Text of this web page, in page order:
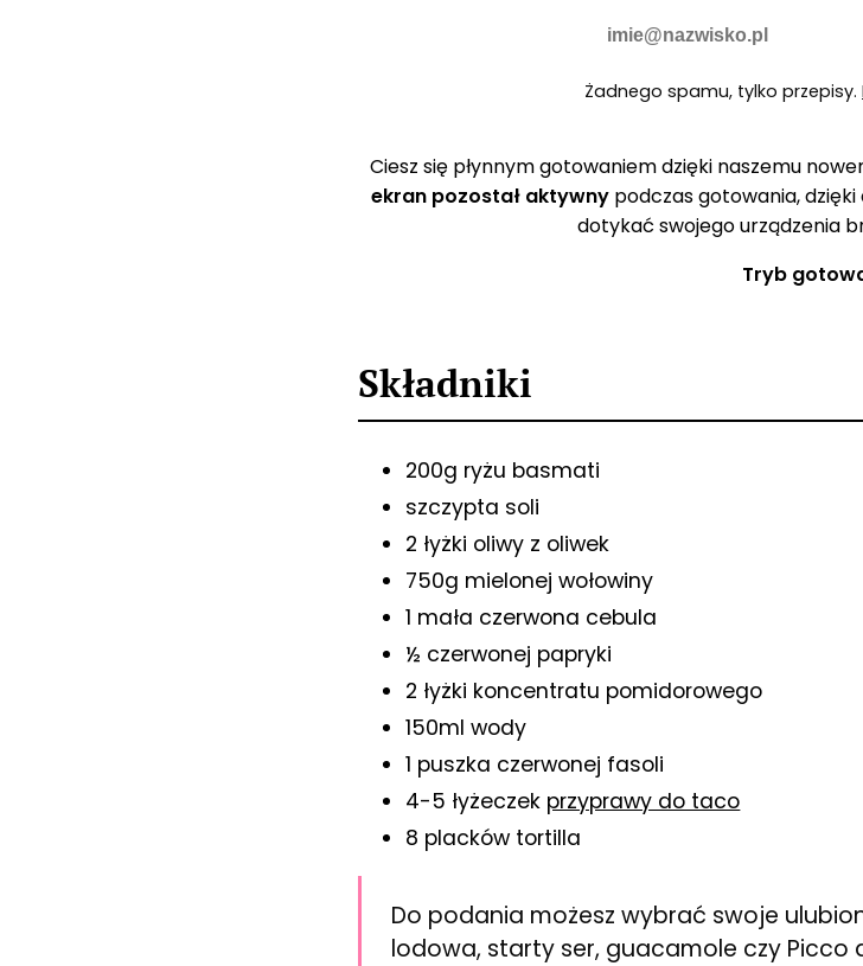
Żadnego spamu, tylko przepisy.
Ciesz się płynnym gotowaniem dzięki naszemu
ekran pozostał aktywnypodczas gotowania, dzięki
dotykać swojego urządzenia
Tryb
Składniki
200g ryżu basmati
szczypta soli
2 łyżki oliwy z oliwek
750g mielonej wołowiny
1 mała czerwona cebula
½ czerwonej papryki
2 łyżki koncentratu pomidorowego
150ml wody
1 puszka czerwonej fasoli
4-5 łyżeczek przyprawy do taco
8 placków tortilla
Do podania możesz wybrać swoje
lodowa, starty ser, guacamole czy Picco